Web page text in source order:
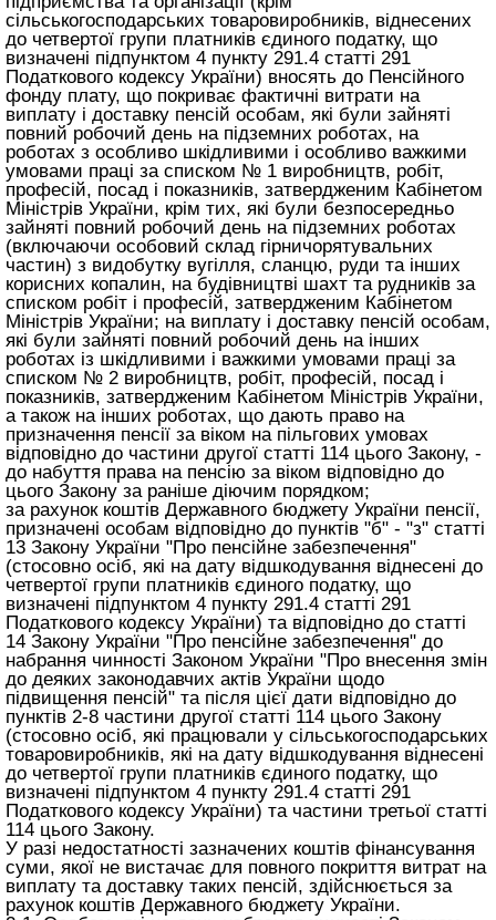
сільськогосподарських товаровиробників, віднесених
до четвертої групи платників єдиного податку, що
визначені підпунктом 4 пункту 291.4 статті 291
Податкового кодексу України) вносять до Пенсійного
фонду плату, що покриває фактичні витрати на
виплату і доставку пенсій особам, які були зайняті
повний робочий день на підземних роботах, на
роботах з особливо шкідливими і особливо важкими
умовами праці за списком № 1 виробництв, робіт,
професій, посад і показників, затвердженим Кабінетом
Міністрів України, крім тих, які були безпосередньо
зайняті повний робочий день на підземних роботах
(включаючи особовий склад гірничорятувальних
частин) з видобутку вугілля, сланцю, руди та інших
корисних копалин, на будівництві шахт та рудників за
списком робіт і професій, затвердженим Кабінетом
Міністрів України; на виплату і доставку пенсій особам,
які були зайняті повний робочий день на інших
роботах із шкідливими і важкими умовами праці за
списком № 2 виробництв, робіт, професій, посад і
показників, затвердженим Кабінетом Міністрів України,
а також на інших роботах, що дають право на
призначення пенсії за віком на пільгових умовах
відповідно до частини другої статті 114 цього Закону, -
до набуття права на пенсію за віком відповідно до
цього Закону за раніше діючим порядком;
за рахунок коштів Державного бюджету України пенсії,
призначені особам відповідно до пунктів "б" - "з" статті
13 Закону України "Про пенсійне забезпечення"
(стосовно осіб, які на дату відшкодування віднесені до
четвертої групи платників єдиного податку, що
визначені підпунктом 4 пункту 291.4 статті 291
Податкового кодексу України) та відповідно до статті
14 Закону України "Про пенсійне забезпечення" до
набрання чинності Законом України "Про внесення змін
до деяких законодавчих актів України щодо
підвищення пенсій" та після цієї дати відповідно до
пунктів 2-8 частини другої статті 114 цього Закону
(стосовно осіб, які працювали у сільськогосподарських
товаровиробників, які на дату відшкодування віднесені
до четвертої групи платників єдиного податку, що
визначені підпунктом 4 пункту 291.4 статті 291
Податкового кодексу України) та частини третьої статті
114 цього Закону.
У разі недостатності зазначених коштів фінансування
суми, якої не вистачає для повного покриття витрат на
виплату та доставку таких пенсій, здійснюється за
рахунок коштів Державного бюджету України.